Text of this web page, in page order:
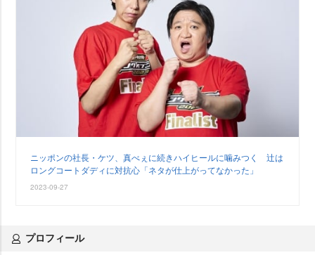
ニッポンの社長・ケツ、真べぇに続きハイヒールに噛みつく 辻は
ロングコートダディに対抗心「ネタが仕上がってなかった」
2023-09-27
プロフィール